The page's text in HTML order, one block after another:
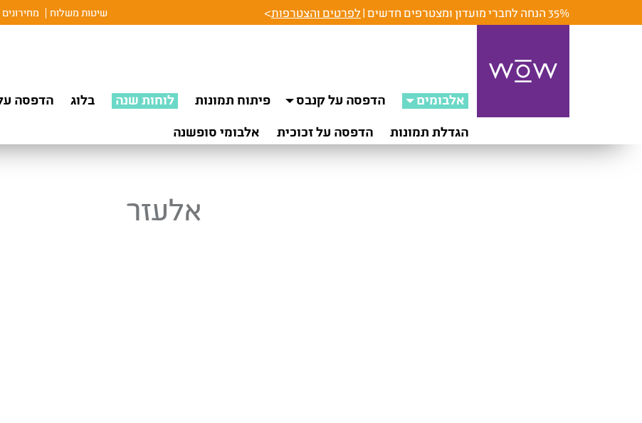
35% הנחה לחברי מועדון ומצטרפים חדשים | לפרטים והצטרפות> שיטות משלוח מחירונים
אלבומים הדפסה על קנבס פיתוח תמונות לוחות שנה בלוג הדפסה
הגדלת תמונות
הדפסה על זכוכית אלבומי סופשנה
אלעזר